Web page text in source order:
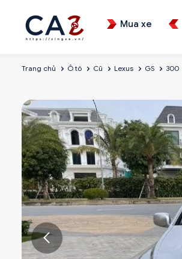
Mua xe
Trang chủ Ô tô Cũ Lexus GS 300